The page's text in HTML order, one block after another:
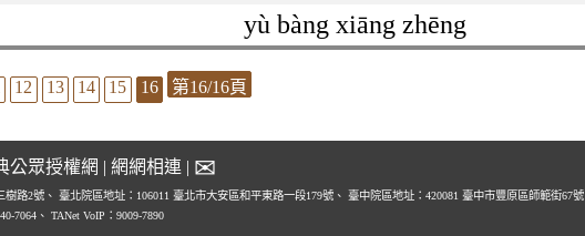
yù bàng xiāng zhēng
12 13 14 15 16 第16/16頁
公眾授權網 | 網網相連 | ✉
樹路2號、 臺北院區地址：106011 臺北市大安區和平東路一段179號、 臺中院區地址：420081 臺中市豐原區師範街67號
7064、 TANet VoIP：9009-7890